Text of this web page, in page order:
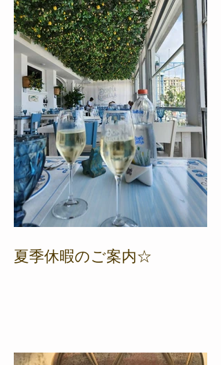
夏季休暇のご案内☆